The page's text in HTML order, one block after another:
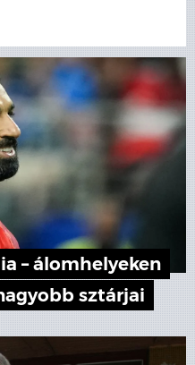
– álomhelyeken
sztárjai